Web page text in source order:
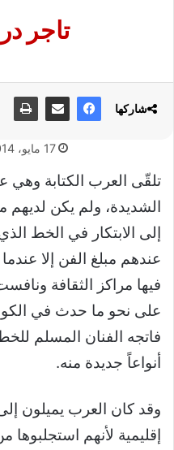
تاجر
17 مايو، 2014
تلقّى العرب الكتابة وهي
الشديدة، ولم يكن لديهم
إلى الابتكار في الخط
عندهم مبلغ الفن إلا
فيها مراكز الثقافة
على نحو ما حدث في
فاتجه الفنان المسلم
أنواعاً جديدة منه.
وقد كان العرب يميلون
إقليمية لأنهم استجلبوها
شاركها